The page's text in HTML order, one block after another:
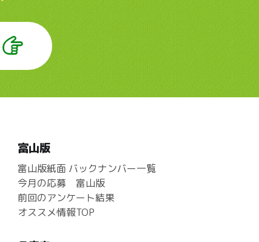
富山版
富山版紙面 バックナンバー一覧
今月の応募 富山版
前回のアンケート結果
オススメ情報TOP